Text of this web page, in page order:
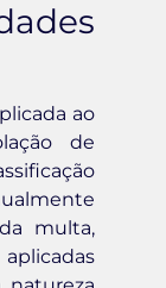
ao
de
multa,